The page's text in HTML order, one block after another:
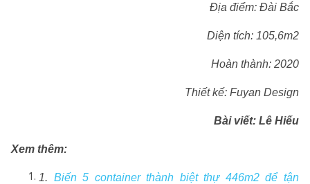
Địa điểm: Đài Bắc
Diện tích: 105,6m2
Hoàn thành: 2020
Thiết kế: Fuyan Design
Bài viết: Lê Hiếu
Xem thêm:
1. Biến 5 container thành biệt thự 446m2 để tận